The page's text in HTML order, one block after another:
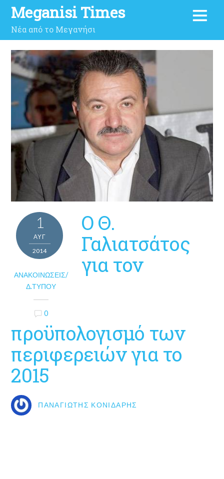
Meganisi Times
Νέα από το Μεγανήσι
1
ΑΥΓ
2014
ΑΝΑΚΟΙΝΏΣΕΙΣ/
Δ.ΤΎΠΟΥ
0
Ο Θ.
Γαλιατσάτος
για τον
προϋπολογισμό των
περιφερειών για το
2015
ΠΑΝΑΓΙΏΤΗΣ ΚΟΝΙΔΆΡΗΣ